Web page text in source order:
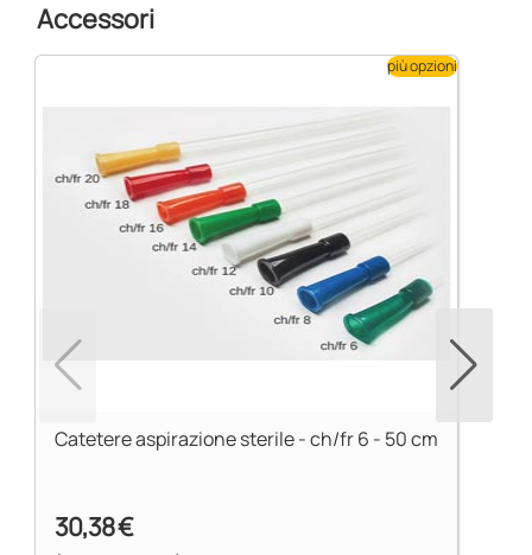
Accessori
Catetere aspirazione sterile - ch/fr 6 - 50 cm
30,38 €
più opzioni